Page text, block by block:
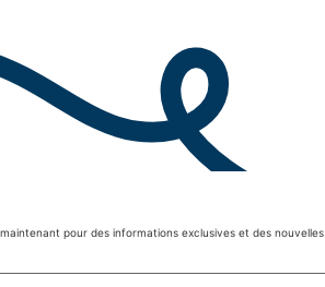
pour des informations exclusives et des nouvelles